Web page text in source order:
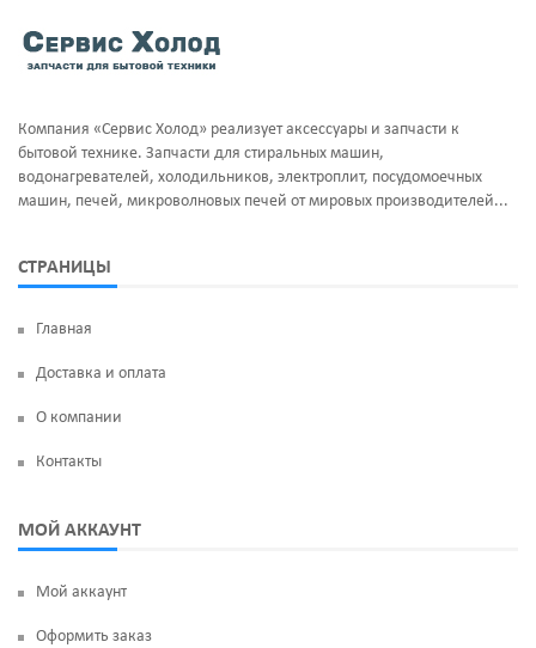
Компания «Сервис Холод» реализует аксессуары и запчасти к
бытовой технике. Запчасти для стиральных машин,
водонагревателей, холодильников, электроплит, посудомоечных
машин, печей, микроволновых печей от мировых производителей...
СТРАНИЦЫ
Главная
Доставка и оплата
О компании
Контакты
МОЙ АККАУНТ
Мой аккаунт
Оформить заказ